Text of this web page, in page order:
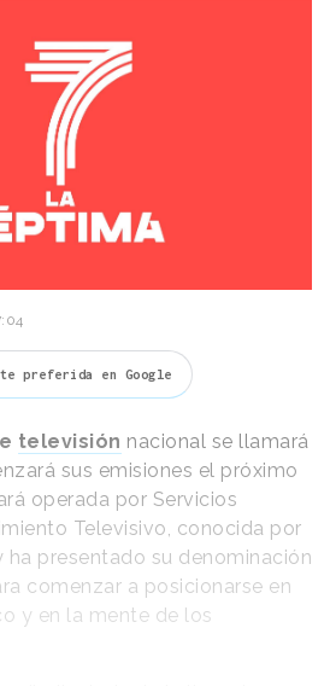
preferida en Google
televisión nacional se llamará
sus emisiones el próximo
operada por Servicios
Televisivo, conocida por
ha presentado su denominación
comenzar a posicionarse en
y en la mente de los